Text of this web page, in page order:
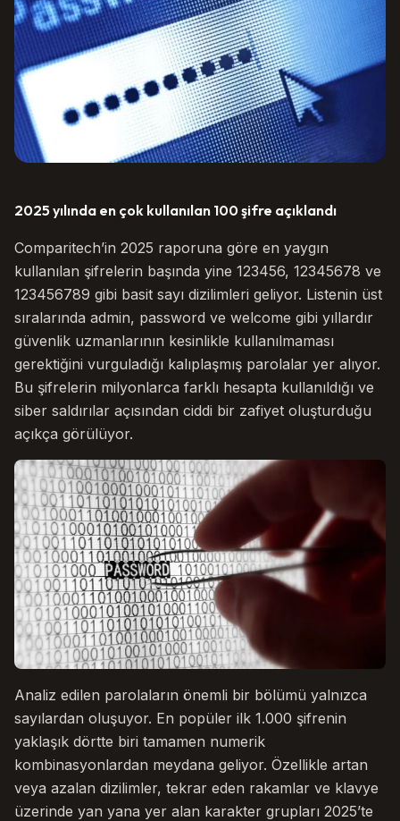
2025 yılında en çok kullanılan 100 şifre açıklandı
Comparitech’in 2025 raporuna göre en yaygın
kullanılan şifrelerin başında yine 123456, 12345678 ve
123456789 gibi basit sayı dizilimleri geliyor. Listenin üst
sıralarında admin, password ve welcome gibi yıllardır
güvenlik uzmanlarının kesinlikle kullanılmaması
gerektiğini vurguladığı kalıplaşmış parolalar yer alıyor.
Bu şifrelerin milyonlarca farklı hesapta kullanıldığı ve
siber saldırılar açısından ciddi bir zafiyet oluşturduğu
açıkça görülüyor.
Analiz edilen parolaların önemli bir bölümü yalnızca
sayılardan oluşuyor. En popüler ilk 1.000 şifrenin
yaklaşık dörtte biri tamamen numerik
kombinasyonlardan meydana geliyor. Özellikle artan
veya azalan dizilimler, tekrar eden rakamlar ve klavye
üzerinde yan yana yer alan karakter grupları 2025’te